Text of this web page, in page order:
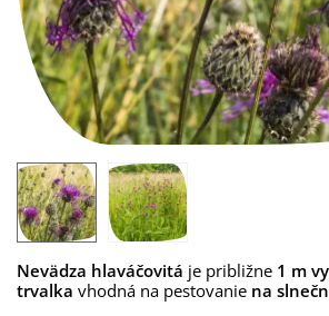
Nevädza hlaváčovitá je približne 1 m
trvalka vhodná na pestovanie na